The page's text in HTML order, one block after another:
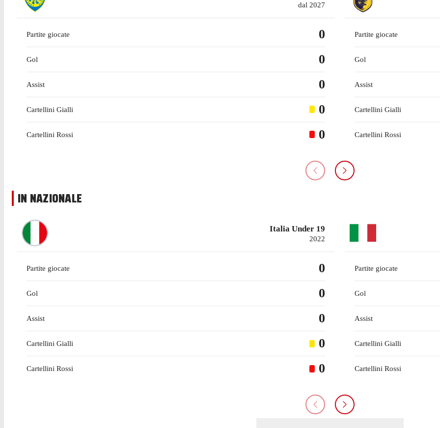
dal 2027
Partite giocate 0
Gol 0
Assist 0
Cartellini Gialli 0
Cartellini Rossi 0
Partite giocate
Gol
Assist
Cartellini Gialli
Cartellini Rossi
IN NAZIONALE
Italia Under 19
2022
Partite giocate 0
Gol 0
Assist 0
Cartellini Gialli 0
Cartellini Rossi 0
Partite giocate
Gol
Assist
Cartellini Gialli
Cartellini Rossi